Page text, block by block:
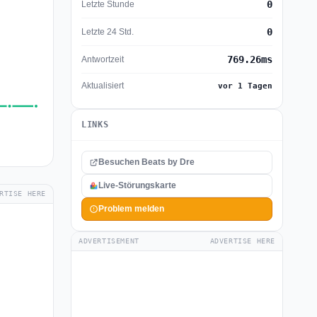
HERE
Letzte Stunde 0
Letzte 24 Std. 0
Antwortzeit 769.26ms
Aktualisiert vor 1 Tagen
LINKS
Besuchen Beats by Dre
Live-Störungskarte
Problem melden
ADVERTISEMENT ADVERTISE HERE